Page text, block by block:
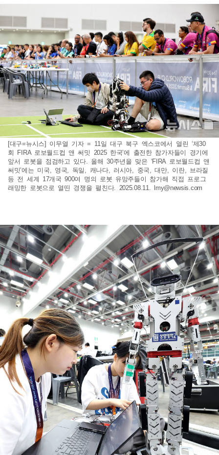
[대구=뉴시스] 이무열 기자 = 11일 대구 북구 엑스코에서 열린 ‘제30
회 FIRA 로보월드컵 앤 써밋 2025 한국’에 출전한 참가자들이 경기에
앞서 로봇을 점검하고 있다. 올해 30주년을 맞은 ‘FIRA 로보월드컵 앤
써밋’에는 미국, 영국, 독일, 캐나다, 러시아, 중국, 대만, 이란, 브라질
등 전 세계 17개국 900여 명의 로봇 유망주들이 참가해 직접 프로그
래밍한 로봇으로 열띤 경쟁을 펼친다. 2025.08.11. lmy@newsis.com